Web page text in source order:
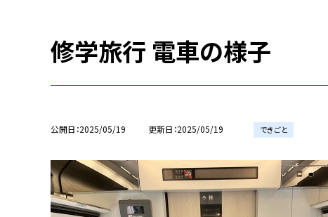
修学旅行 電車の様子
公開日 2025/05/19 更新日 2025/05/19 できごと